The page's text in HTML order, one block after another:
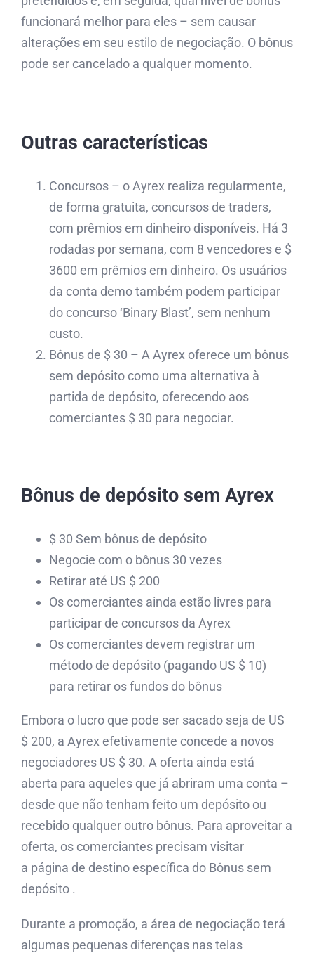
funcionará melhor para eles – sem causar
alterações em seu estilo de negociação. O bônus
pode ser cancelado a qualquer momento.
Outras características
Concursos – o Ayrex realiza regularmente,
de forma gratuita, concursos de traders,
com prêmios em dinheiro disponíveis. Há 3
rodadas por semana, com 8 vencedores e $
3600 em prêmios em dinheiro. Os usuários
da conta demo também podem participar
do concurso ‘Binary Blast’, sem nenhum
custo.
Bônus de $ 30 – A Ayrex oferece um bônus
sem depósito como uma alternativa à
partida de depósito, oferecendo aos
comerciantes $ 30 para negociar.
Bônus de depósito sem Ayrex
$ 30 Sem bônus de depósito
Negocie com o bônus 30 vezes
Retirar até US $ 200
Os comerciantes ainda estão livres para
participar de concursos da Ayrex
Os comerciantes devem registrar um
método de depósito (pagando US $ 10)
para retirar os fundos do bônus
Embora o lucro que pode ser sacado seja de US
$ 200, a Ayrex efetivamente concede a novos
negociadores US $ 30. A oferta ainda está
aberta para aqueles que já abriram uma conta –
desde que não tenham feito um depósito ou
recebido qualquer outro bônus. Para aproveitar a
oferta, os comerciantes precisam visitar
a página de destino específica do Bônus sem
depósito .
Durante a promoção, a área de negociação terá
algumas pequenas diferenças nas telas